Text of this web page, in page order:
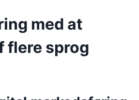
med at
flere sprog